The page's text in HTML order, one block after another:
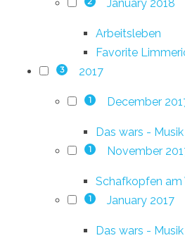
January 2018
Arbeitsleben
Favorite
3 2017
1 December
Das wars -
1 November
Schafkopfen am
1 January 2017
Das wars -